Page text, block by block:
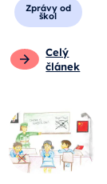
Zprávy od
škol
Celý
článek